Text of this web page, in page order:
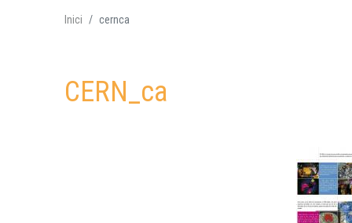
Inici cernca
CERN_ca